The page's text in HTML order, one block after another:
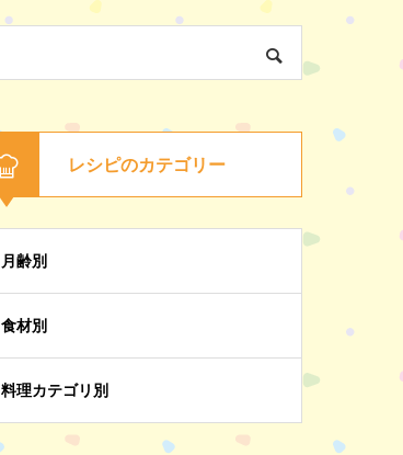
レシピのカテゴリー
月齢別
食材別
料理カテゴリ別